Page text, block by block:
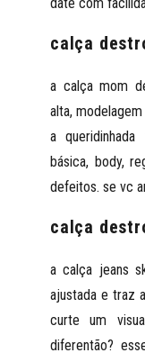
calça
a calça mom
alta,
a
básica, body,
defeitos. se vc
calça
a calça jeans
ajustada e traz
curte um
diferentão?